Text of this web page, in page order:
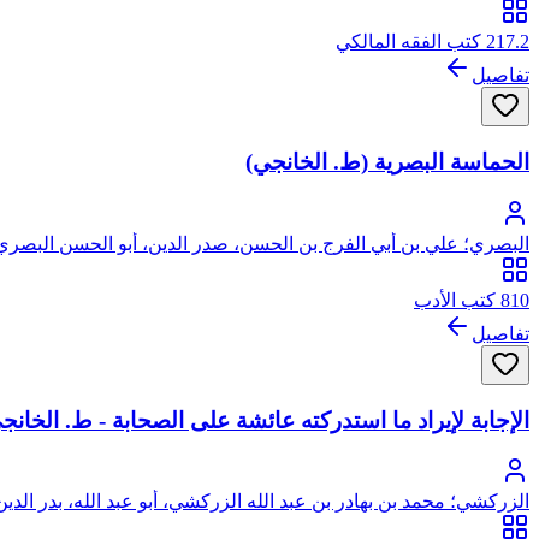
217.2 كتب الفقه المالكي
تفاصيل
الحماسة البصرية (ط. الخانجي)
البصري؛ علي بن أبي الفرج بن الحسن، صدر الدين، أبو الحسن
810 كتب الأدب
تفاصيل
الإجابة لإيراد ما استدركته عائشة على الصحابة - ط.
الزركشي؛ محمد بن بهادر بن عبد الله الزركشي، أبو عبد الله، بدر